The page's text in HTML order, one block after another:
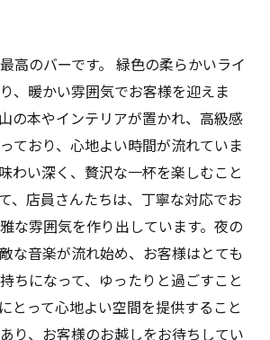
高のバーです。 緑色の柔らかいライ
、暖かい雰囲気でお客様を迎えま
の本やインテリアが置かれ、高級感
ており、心地よい時間が流れていま
わい深く、贅沢な一杯を楽しむこと
、店員さんたちは、丁寧な対応でお
な雰囲気を作り出しています。夜の
な音楽が流れ始め、お客様はとても
ちになって、ゆったりと過ごすこと
とって心地よい空間を提供すること
り、お客様のお越しをお待ちしてい